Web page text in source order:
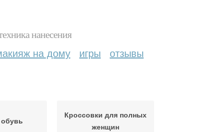
нанесения
на дому игры отзывы
Кроссовки для полных
женщин